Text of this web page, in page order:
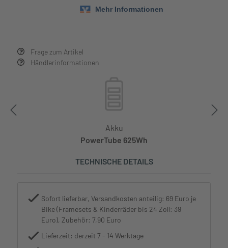
Frage zum Artikel
Händlerinformationen
Akku
PowerTube 625Wh
TECHNISCHE DETAILS
Sofort lieferbar, Versandkosten anteilig: 69 Euro je
Bike (Framesets & Kinderräder bis 24 Zoll: 39
Euro), Zubehör: 7,90 Euro
Lieferzeit: derzeit 7 - 14 Werktage